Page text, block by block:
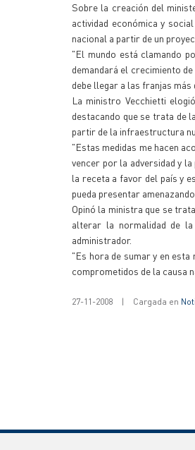
Sobre la creación del
actividad económica y
nacional a partir de un
"El mundo está clamando
demandará el crecimiento
debe llegar a las franjas
La ministro Vecchietti
destacando que se trata de
partir de la infraestructura
"Estas medidas me hacen
vencer por la adversidad y
la receta a favor del país y
pueda presentar
Opinó la ministra que se
alterar la normalidad de
administrador.
"Es hora de sumar y en
comprometidos de la causa
27-11-2008 | Cargada en